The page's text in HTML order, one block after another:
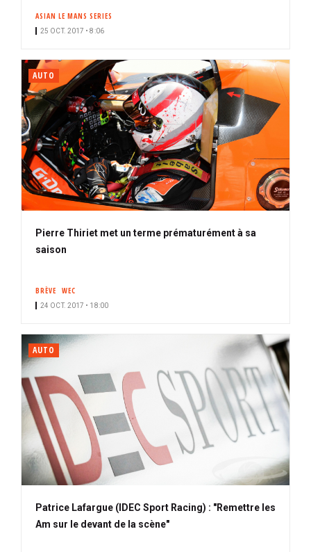
ASIAN LE MANS SERIES
25 OCT. 2017 • 8:06
AUTO
Pierre Thiriet met un terme prématurément à sa
saison
BRÈVE WEC
24 OCT. 2017 • 18:00
AUTO
Patrice Lafargue (IDEC Sport Racing) : "Remettre les
Am sur le devant de la scène"